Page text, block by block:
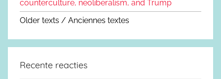
counterculture, neoliberalism, and Trump
Older texts / Anciennes textes
Recente reacties